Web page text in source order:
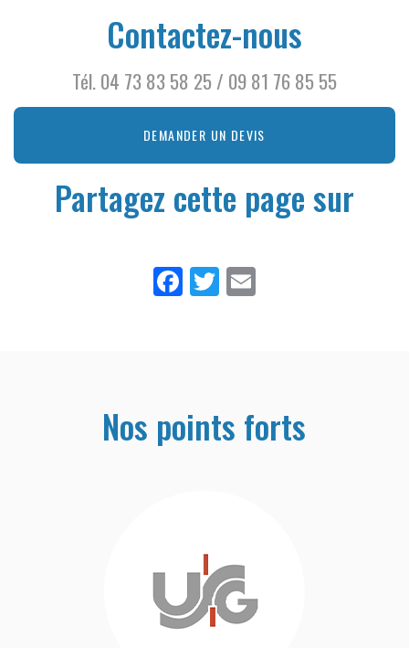
Olympiques
Contactez-nous
Tél.04 73 83 58 25/ 09 81 76 85 55
DEMANDER UN DEVIS
Partagez cette page sur
Facebook
Twitter
Nos points forts